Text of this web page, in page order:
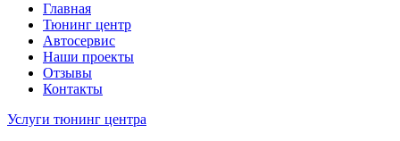
Главная
Тюнинг центр
Автосервис
Наши проекты
Отзывы
Контакты
Услуги тюнинг центра